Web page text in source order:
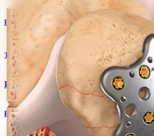
Producto
Traumatismo - Extremidades inferiores
Patella SuturePlate™ II
Producto